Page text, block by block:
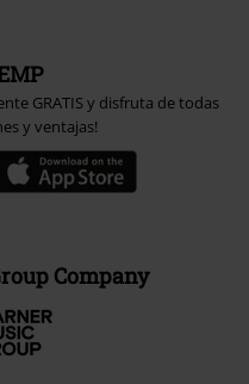
GRATIS y disfruta de todas
y ventajas!
Company